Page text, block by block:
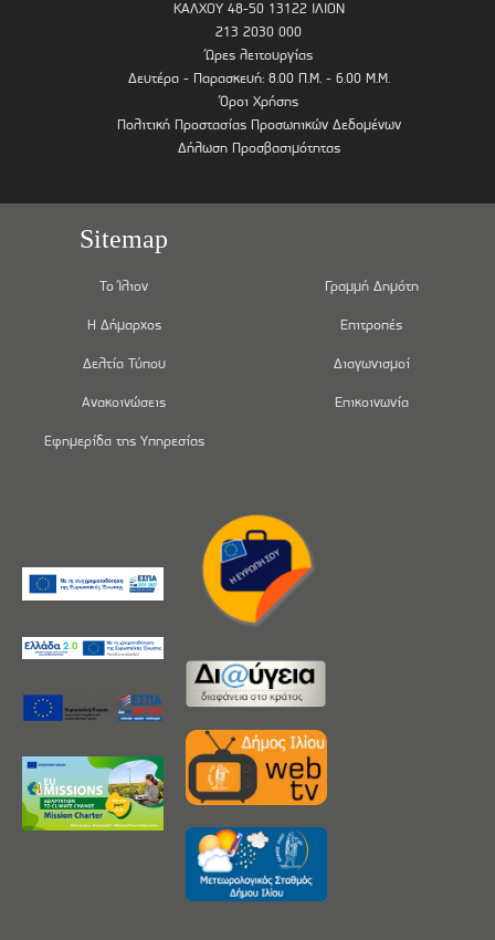
ΚΑΛΧΟΥ 48-50 13122 ΙΛΙΟΝ
213 2030 000
Ώρες λειτουργίας
Δευτέρα - Παρασκευή: 8.00 Π.Μ. - 6.00 Μ.Μ.
Όροι Χρήσης
Πολιτική Προστασίας Προσωπικών Δεδομένων
Δήλωση Προσβασιμότητας
Sitemap
Το Ίλιον
Η Δήμαρχος
Δελτία Τύπου
Ανακοινώσεις
Εφημερίδα της Υπηρεσίας
Γραμμή Δημότη
Επιτροπές
Διαγωνισμοί
Επικοινωνία